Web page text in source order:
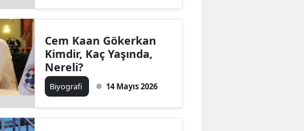
Cem Kaan Gökerkan
Kimdir, Kaç Yaşında,
Nereli?
Biyografi 14 Mayıs 2026